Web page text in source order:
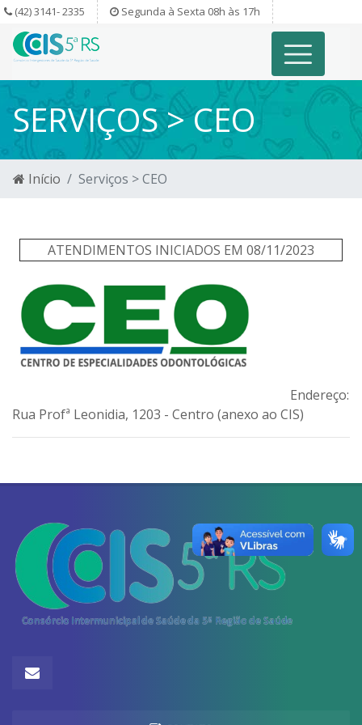
(42) 3141- 2335 Segunda à Sexta 08h às 17h
SERVIÇOS > CEO
Início Serviços > CEO
ATENDIMENTOS INICIADOS EM 08/11/2023
Endereço:
Rua Profª Leonidia, 1203 - Centro (anexo ao CIS)